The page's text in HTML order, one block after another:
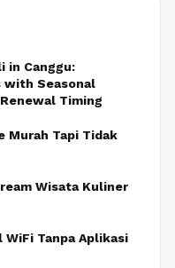
in Canggu:
with Seasonal
Timing
Murah Tapi Tidak
Wisata Kuliner
WiFi Tanpa Aplikasi